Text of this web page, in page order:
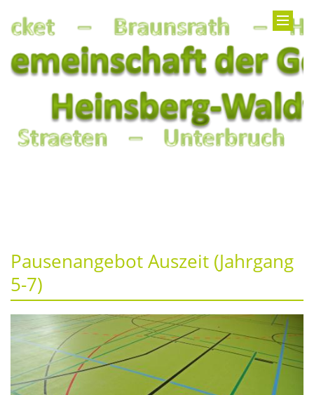
Pausenangebot Auszeit (Jahrgang
5-7)